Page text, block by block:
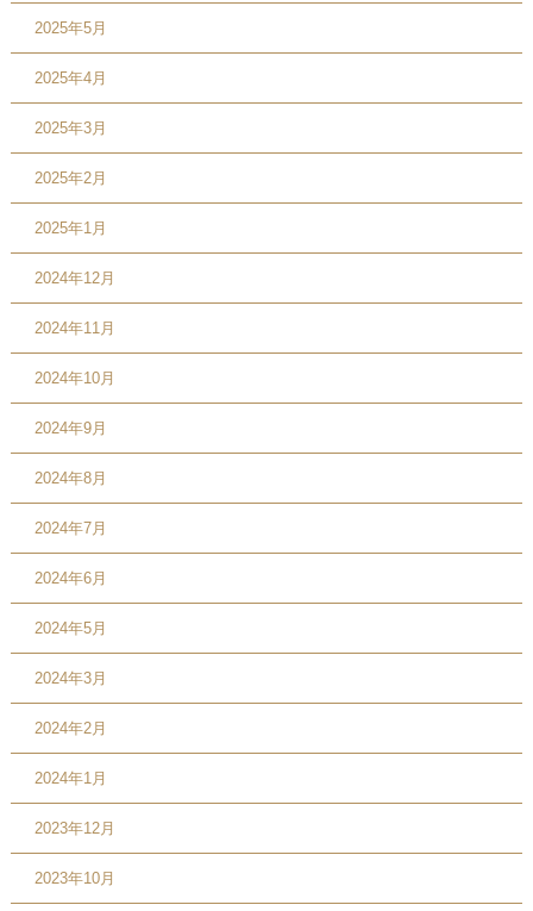
2025年5月
2025年4月
2025年3月
2025年2月
2025年1月
2024年12月
2024年11月
2024年10月
2024年9月
2024年8月
2024年7月
2024年6月
2024年5月
2024年3月
2024年2月
2024年1月
2023年12月
2023年10月